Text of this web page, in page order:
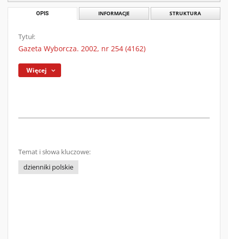
OPIS INFORMACJE STRUKTURA
Tytuł:
Gazeta Wyborcza. 2002, nr 254 (4162)
Więcej
Temat i słowa kluczowe:
dzienniki polskie